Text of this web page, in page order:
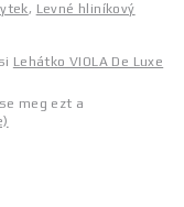
, Levné hliníkový
Lehátko VIOLA De Luxe
meg ezt a